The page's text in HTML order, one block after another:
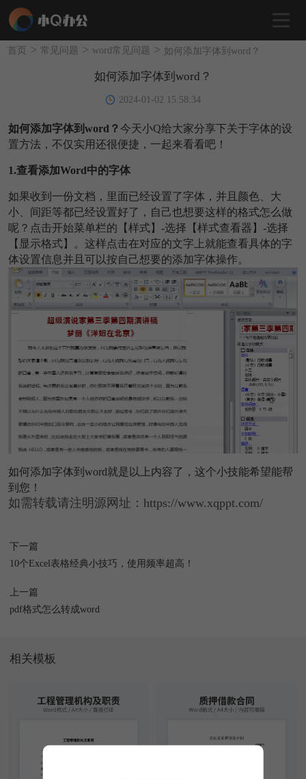
首页 > 常见问题 > word常见问题 > 如何添加字体到word？
如何添加字体到word？
2024-01-02 15:58:34
如何添加字体到word？ 今天小Q给大家分享下关于字体的设
置方法，不仅实用还很便捷，一起来看看吧！
1.查看添加Word中的字体
如果收到一份文档，里面已经设置了字体，并且颜色、大
小、间距等都已经设置好了，自己也想要这样的格式怎么做
呢？点击开始菜单栏的【样式】-选择【样式查看器】-选择
【显示格式】。这样点击在对应的文字上就能查看具体的字
体设置信息并且可以按自己想要的添加字体操作。
如何添加字体到word就是以上内容了，这个小技能希望能帮
到您！
如需转载请注明源网址：https://www.xqppt.com/
下一篇
10个Excel表格经典小技巧，使用频率超高！
上一篇
pdf格式怎么转成word
相关模板